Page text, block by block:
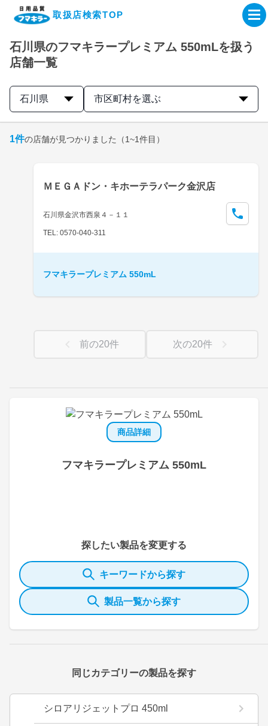
取扱店検索TOP
企業・IR情報サイト
製品情報サイト
取扱店検索はこちら
石川県のフマキラープレミアム 550mLを扱う
店舗一覧
石川県 市区町村を選ぶ
商品詳細
フマキラープレミアム 550mL
探したい製品を変更する
キーワードから探す
製品一覧から探す
同じカテゴリーの製品を探す
シロアリジェットプロ 450ml
1件の店舗が見つかりました （1~1件目）
ＭＥＧＡドン・キホーテラパーク金沢店
石川県金沢市西泉４－１１
TEL: 0570-040-311
フマキラープレミアム 550mL
前の20件 次の20件